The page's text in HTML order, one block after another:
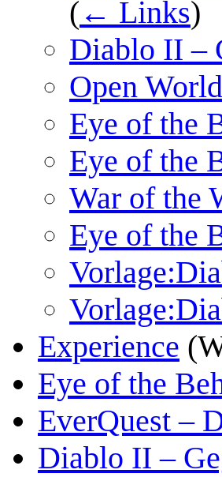
( ← Links)
Diablo II –
Open World
Eye of the
Eye of the
War of the
Eye of the
Experience
Eye of the
EverQuest –
Diablo II –